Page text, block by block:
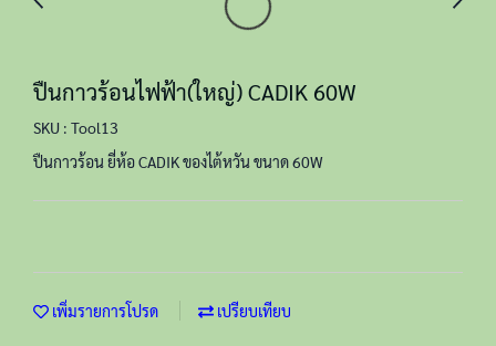
ปืนกาวร้อนไฟฟ้า(ใหญ่) CADIK 60W
SKU : Tool13
ปืนกาวร้อน ยี่ห้อ CADIK ของไต้หวัน ขนาด 60W
เพิ่มรายการโปรด เปรียบเทียบ